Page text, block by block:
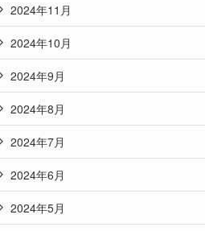
2024年11月
2024年10月
2024年9月
2024年8月
2024年7月
2024年6月
2024年5月